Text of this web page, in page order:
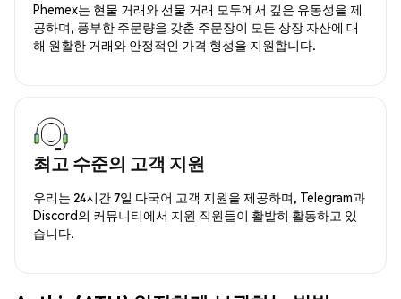
Phemex는 현물 거래와 선물 거래 모두에서 깊은 유동성을 제
공하며, 풍부한 주문량을 갖춘 주문장이 모든 상장 자산에 대
해 원활한 거래와 안정적인 가격 형성을 지원합니다.
최고 수준의 고객 지원
우리는 24시간 7일 다국어 고객 지원을 제공하며, Telegram과
Discord의 커뮤니티에서 지원 직원들이 활발히 활동하고 있
습니다.